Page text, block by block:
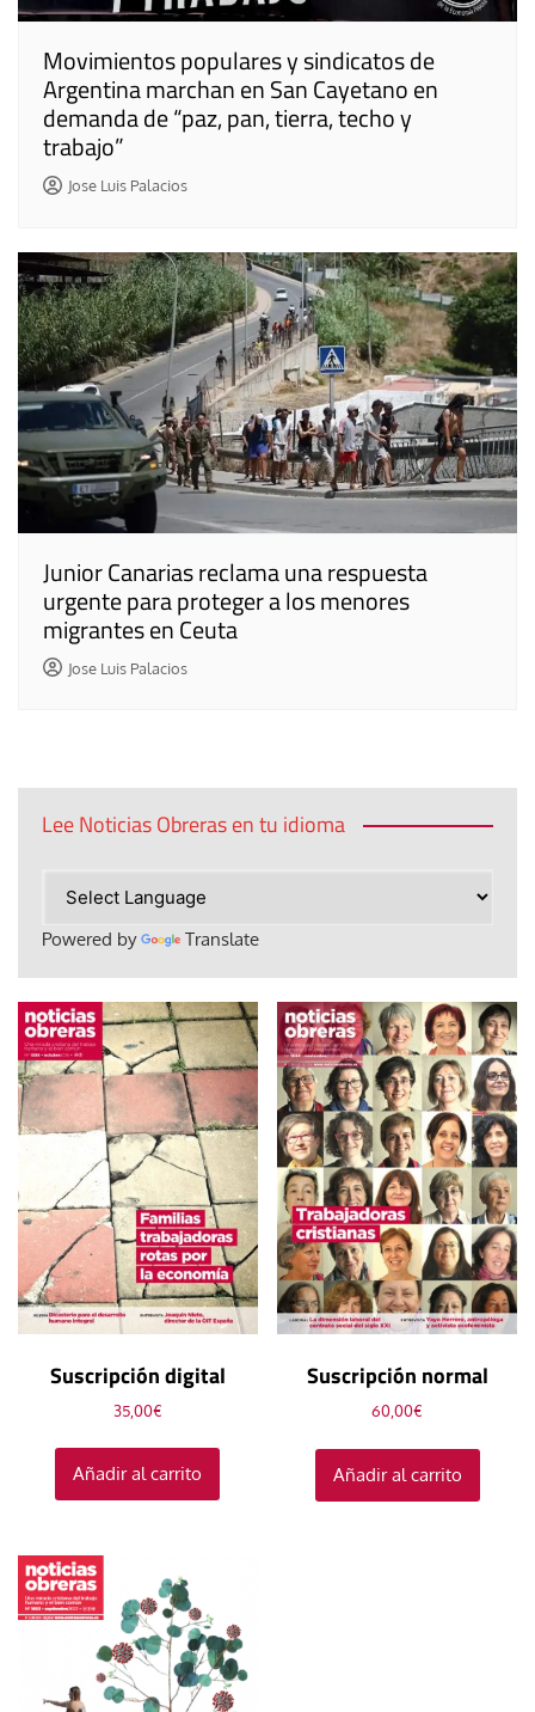
Movimientos populares y sindicatos de
Argentina marchan en San Cayetano en
demanda de “paz, pan, tierra, techo y
trabajo”
Jose Luis Palacios
Junior Canarias reclama una respuesta
urgente para proteger a los menores
migrantes en Ceuta
Jose Luis Palacios
Lee Noticias Obreras en tu idioma
Powered by Translate
Suscripción digital
35,00€
Añadir al carrito
Suscripción normal
60,00€
Añadir al carrito